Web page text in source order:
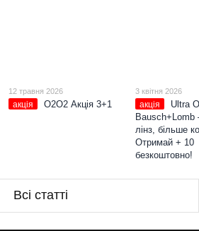
12 травня 2026
акція О2О2 Акція 3+1
3 квітня 2026
акція
Ultra
лінз, більше
Отримай + 10
безкоштовно!
Всі статті